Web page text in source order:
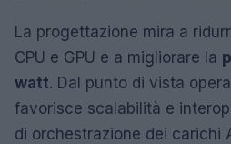
La progettazione mira a
CPU e GPU e a migliorare la
watt. Dal punto di vista
favorisce scalabilità e
di orchestrazione dei carichi